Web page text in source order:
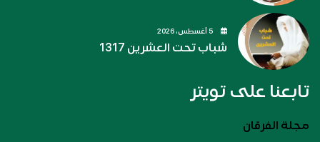
شباب تحت العشرين 1317
تابعنا على تويتر
مجلة الفرقان